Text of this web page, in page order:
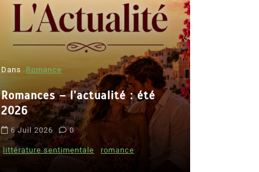
Dans Romance
Romances – l’actualité : été
2026
6 Juil 2026 0
littérature sentimentale romance